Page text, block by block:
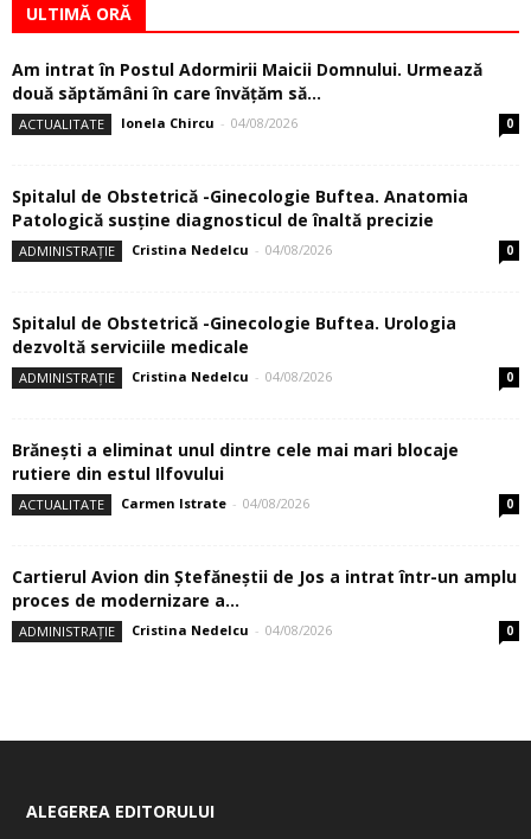
ULTIMĂ ORĂ
Am intrat în Postul Adormirii Maicii Domnului. Urmează
două săptămâni în care învăţăm să...
ACTUALITATE Ionela Chircu - 04/08/2026 0
Spitalul de Obstetrică -Ginecologie Buftea. Anatomia
Patologică susţine diagnosticul de înaltă precizie
ADMINISTRAȚIE Cristina Nedelcu - 04/08/2026 0
Spitalul de Obstetrică -Ginecologie Buftea. Urologia
dezvoltă serviciile medicale
ADMINISTRAȚIE Cristina Nedelcu - 04/08/2026 0
Brănești a eliminat unul dintre cele mai mari blocaje
rutiere din estul Ilfovului
ACTUALITATE Carmen Istrate - 04/08/2026 0
Cartierul Avion din Ştefăneştii de Jos a intrat într-un amplu
proces de modernizare a...
ADMINISTRAȚIE Cristina Nedelcu - 04/08/2026 0
ALEGEREA EDITORULUI